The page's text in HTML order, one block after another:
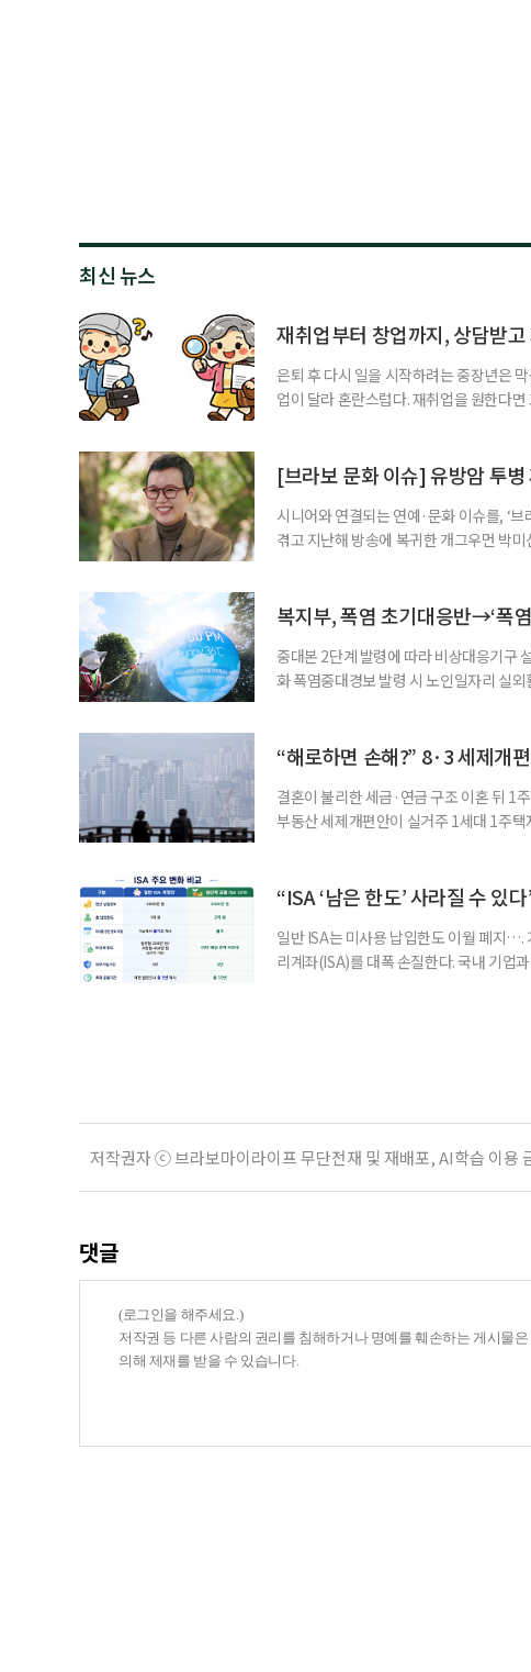
최신 뉴스
재취업부터 창업까지, 상담받
은퇴 후 다시 일을 시작하려는 중장년은
업이 달라 혼란스럽다. 재취업을 원한다
준비부터 구직 수당까지 고용노동부 국민
업 지원 계획을 세
[브라보 문화 이슈] 유방암 투
시니어와 연결되는 연예·문화 이슈를, ‘
겪고 지난해 방송에 복귀한 개그우먼 박
까. 오랜 방송 생활 뒤 전해진 투병 소식
복지부, 폭염 초기대응반→‘폭
중대본 2단계 발령에 따라 비상대응기구
화 폭염중대경보 발령 시 노인일자리 실
책본부(중대본) 2단계(심각)가 발령된 이
“해로하면 손해?” 8·3 세제개
결혼이 불리한 세금·연금 구조 이혼 뒤 1
부동산 세제개편안이 실거주 1세대 1주
부가 각자 집 한 채씩을 보유하면 한 세대
“ISA ‘남은 한도’ 사라질 수 있
일반 ISA는 미사용 납입한도 이월 폐지
리계좌(ISA)를 대폭 손질한다. 국내 기업
저작권자 ⓒ 브라보마이라이프 무단전재 및 재배포, AI학습 이용
댓글